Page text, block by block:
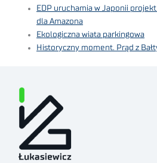
EDP uruchamia w Japonii
dla Amazona
Ekologiczna wiata parkingowa
Historyczny moment. Prąd z